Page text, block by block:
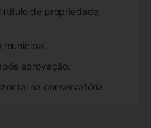
de propriedade,
aprovação.
na conservatória.